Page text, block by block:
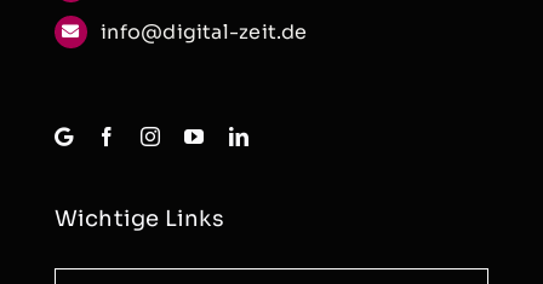
info@digital-zeit.de
Wichtige Links